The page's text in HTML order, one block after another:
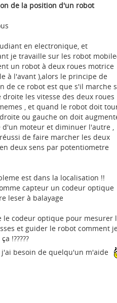
de la position d'un robot
en electronique, et
je travaille sur les robot
un robot à deux roues motrice
à l'avant ),alors le principe de
de ce robot est que s'il marche
droite les vitesse des deux roues
, et quand le robot doit
ou gauche on doit
d'un moteur et diminuer l'autre ,
de faire marcher les deux
deux sens par potentiometre
est dans la localisation !!
capteur un codeur optique
leser à balayage
le codeur optique pour mesurer
et guider le robot comment
!?????
besoin de quelqu'un m'aide